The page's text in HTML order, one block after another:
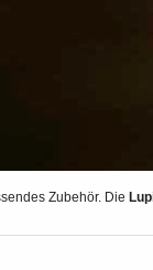
Zubehör. Die